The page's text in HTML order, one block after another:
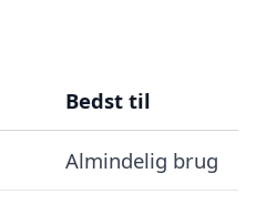
Bedst til
Almindelig brug